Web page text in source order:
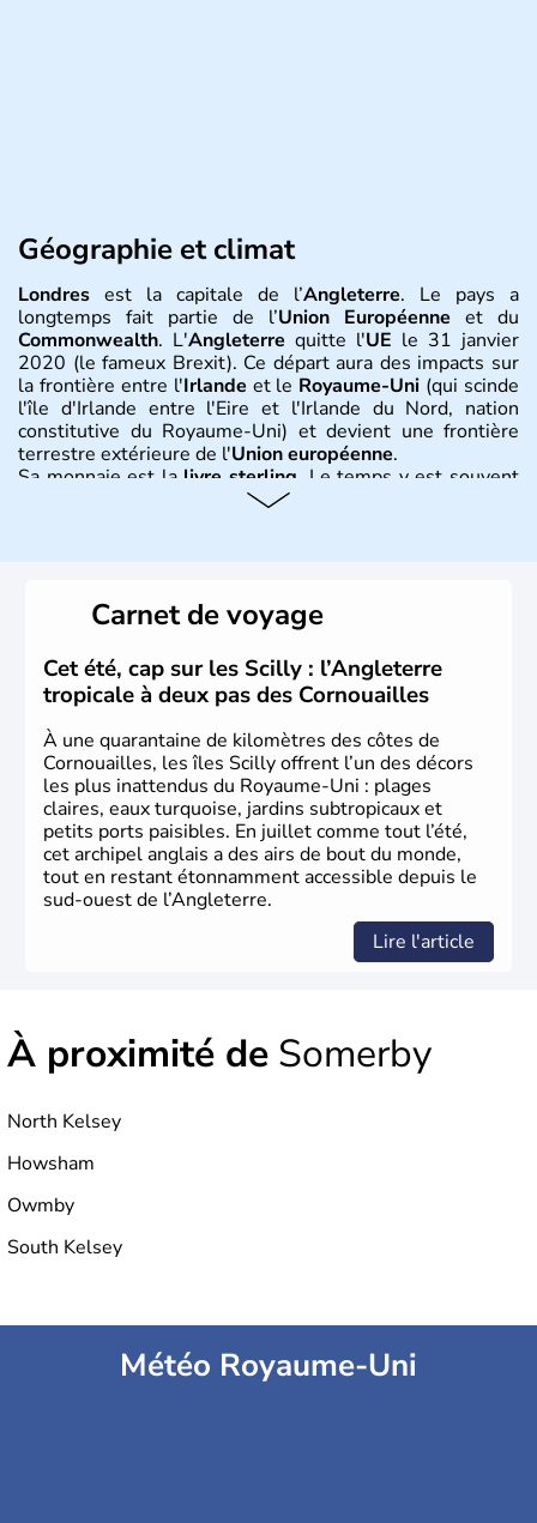
Géographie et climat
Londres est la capitale de l’Angleterre. Le pays a
longtemps fait partie de l’Union Européenne et du
Commonwealth. L'Angleterre quitte l'UE le 31 janvier
2020 (le fameux Brexit). Ce départ aura des impacts sur
la frontière entre l'Irlande et le Royaume-Uni (qui scinde
l'île d'Irlande entre l'Eire et l'Irlande du Nord, nation
constitutive du Royaume-Uni) et devient une frontière
terrestre extérieure de l'Union européenne.
Sa monnaie est lalivre sterling . Le temps y est souvent
instable avec de nombreuses précipitations : il s’agit d’un
Histoire et administration
L'Angleterre est l’une des quatre nations constitutives du
Royaume-Uni. Elle est peuplée de plus de 50 millions
d’habitants, les Anglais, et constitue à elle seule, près de
84% de la population de l’ensemble. Le pays s’est créé au
Xème siècle et tient son nom desAngles
germanique installé sur ces terres. Première démocratie
parlementaire au monde, elle doit son développement à
l’essor industriel du XIXème siècle.
Carnet de voyage
Cet été, cap sur les Scilly : l’Angleterre
tropicale à deux pas des Cornouailles
À une quarantaine de kilomètres des côtes de
Cornouailles, les îles Scilly offrent l’un des décors
les plus inattendus du Royaume-Uni : plages
claires, eaux turquoise, jardins subtropicaux et
petits ports paisibles. En juillet comme tout l’été,
cet archipel anglais a des airs de bout du monde,
tout en restant étonnamment accessible depuis le
sud-ouest de l’Angleterre.
Lire l'article
À proximité de Somerby
North Kelsey
Howsham
Owmby
South Kelsey
Météo Royaume-Uni